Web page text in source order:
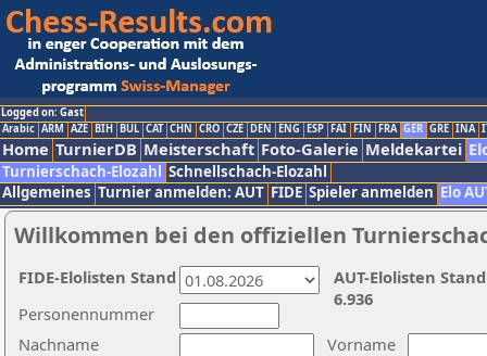
Logged on: Gast
Arabic ARM AZE BIH BUL CAT CHN CRO CZE DEN ENG ESP FAI FIN FRA GER GRE INA
Home TurnierDB Meisterschaft Foto-Galerie Meldekartei
Turnierschach-Elozahl Schnellschach-Elozahl
Allgemeines Turnier anmelden: AUT FIDE Spieler anmelden Elo
Willkommen bei den offiziellen
Nachname
Vorname
Personennummer
AUT-Elolisten
6.936
FIDE-Elolisten Stand